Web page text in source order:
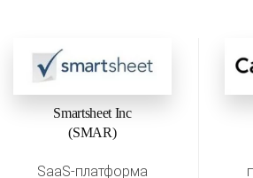
Smartsheet Inc
(SMAR)
SaaS-платформа